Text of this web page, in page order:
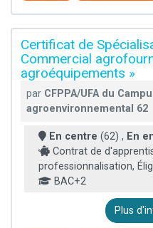
Certificat de
Commercial
agroéquipements »
par CFPPA/UFA du
agroenvironnemental 62
En centre (62) , En
Contrat de
professionnalisation,
BAC+2
Plus